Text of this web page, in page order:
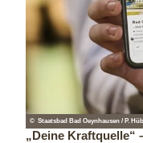
© Staatsbad Bad Oeynhausen / P.
„Deine Kraftquelle“